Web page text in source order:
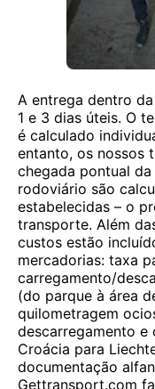
A entrega dentro
1 e 3 dias úteis. O
é calculado
entanto, os nossos
chegada pontual
rodoviário são
estabelecidas – o
transporte. Além
custos estão
mercadorias: taxa
carregamento/
(do parque à área
quilometragem
descarregamento e
Croácia para
documentação
Gettransport.com